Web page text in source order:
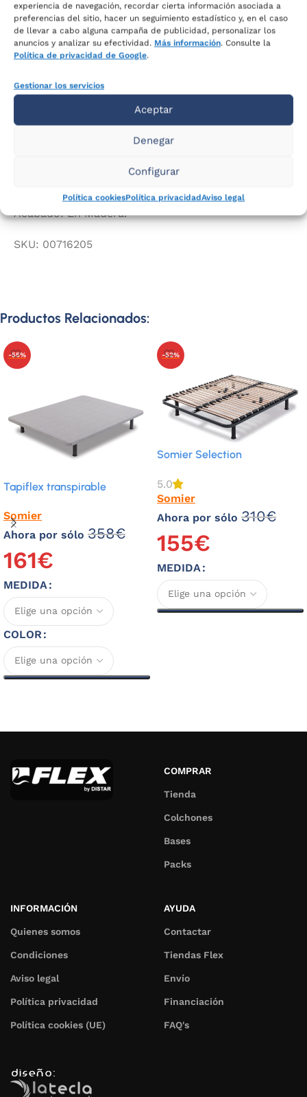
experiencia de navegación, recordar cierta información asociada a
preferencias del sitio, hacer un seguimiento estadístico y, en el caso
de llevar a cabo alguna campaña de publicidad, personalizar los
anuncios y analizar su efectividad. Más información. Consulte la
Política de privacidad de Google.
Gestionar los servicios
Aceptar
Denegar
Configurar
Política cookiesPolítica privacidadAviso legal
Juego de 2 Patas para Tapiflexacabado en Madera.
Se debe tener presente que cada juego de patas
esta compuesto por dos unidades. Se necesitan 3
descanso.
Apto para modelos: Somier
Acabado: En Madera.
SKU: 00716205
Productos Relacionados:
-55%
Tapiflex transpirable
Somier
Ahora por sólo 358€
161€
MEDIDA
COLOR
-52%
Somier Selection
5.0
Somier
Ahora por sólo 310€
155€
MEDIDA
COMPRAR
Tienda
Colchones
Bases
Packs
INFORMACIÓN
Quienes somos
Condiciones
Aviso legal
Política privacidad
Política cookies (UE)
AYUDA
Contactar
Tiendas Flex
Envío
Financiación
FAQ's